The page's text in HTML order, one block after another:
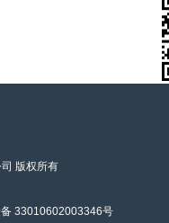
版权所有
33010602003346号